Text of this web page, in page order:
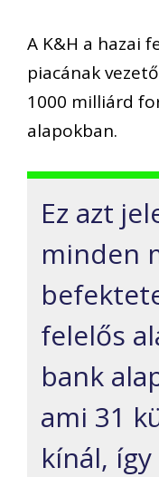
A K&H a hazai
piacának
1000 milliárd
alapokban.
Ez azt
minden
felelős
bank
ami 31
kínál,